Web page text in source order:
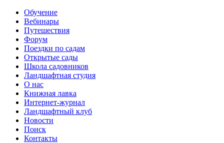
Обучение
Вебинары
Путешествия
Форум
Поездки по садам
Открытые сады
Школа садовников
Ландшафтная студия
О нас
Книжная лавка
Интернет-журнал
Ландшафтный клуб
Новости
Поиск
Контакты